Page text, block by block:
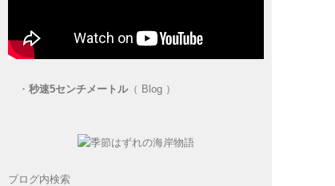
・ 秒速5センチメートル（ Blog ）
ブログ内検索